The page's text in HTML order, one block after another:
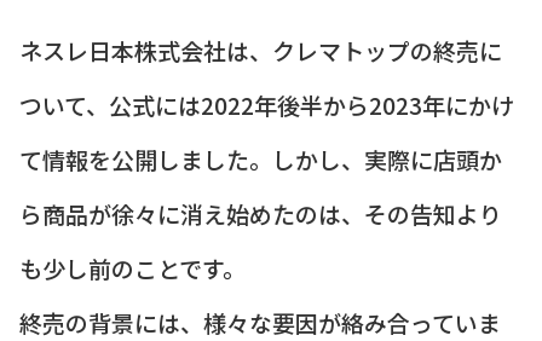
ネスレ日本株式会社は、クレマトップの終売に
ついて、公式には2022年後半から2023年にかけ
て情報を公開しました。しかし、実際に店頭か
ら商品が徐々に消え始めたのは、その告知より
も少し前のことです。
終売の背景には、様々な要因が絡み合っていま